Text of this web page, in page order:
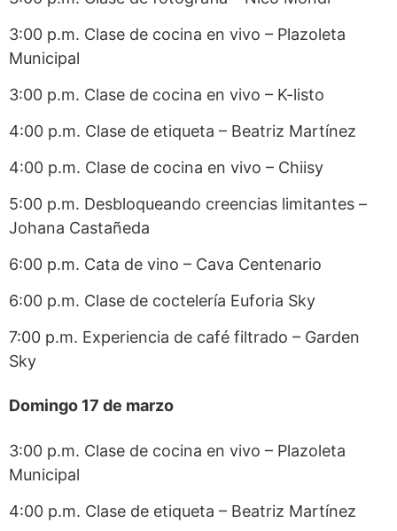
3:00 p.m. Clase de cocina en vivo – Plazoleta
Municipal
3:00 p.m. Clase de cocina en vivo – K-listo
4:00 p.m. Clase de etiqueta – Beatriz Martínez
4:00 p.m. Clase de cocina en vivo – Chiisy
5:00 p.m. Desbloqueando creencias limitantes –
Johana Castañeda
6:00 p.m. Cata de vino – Cava Centenario
6:00 p.m. Clase de coctelería Euforia Sky
7:00 p.m. Experiencia de café filtrado – Garden
Sky
Domingo 17 de marzo
3:00 p.m. Clase de cocina en vivo – Plazoleta
Municipal
4:00 p.m. Clase de etiqueta – Beatriz Martínez